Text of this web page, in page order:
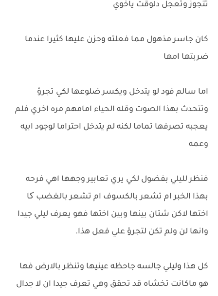
تتجوز وتعجل دلوقت ياخوي
كان جاسر مذهول مما فعلته وحزن عليها كثيرا عندما
ضربتها امها
اما سالم فود لو يتدخل ويكسر ضلوعها لكي تجرؤ
وتتحدث بهذا الصوت وقله الحياء امامهم مره اخري فلم
يعجبه تصرفها تماما لكنه لم يتدخل احتراما لوجود ابيه
وعمه
فنظر لليلي بفضول لكي يري تعابير وجهها اهي فرحه
بهذا الخبر ام تشعر بالكسوف ام تشعر بالغضب کا
اختها لاكن شتان بينها وبين اختها فهو يعرف ليلي جيدا
وانها لن ولم تكن لتجرؤ علي فعل هذا.
كل هذا وليلي جالسه جاحظه عينيها وتنظر بالارض فها
هو ماكانت تخشاه قد تحقق وهي تعرف جيدا ان لا جدال